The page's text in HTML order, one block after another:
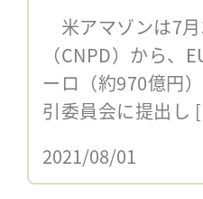
米アマゾンは7
（CNPD）から
ーロ（約970億円
引委員会に提出し
2021/08/01